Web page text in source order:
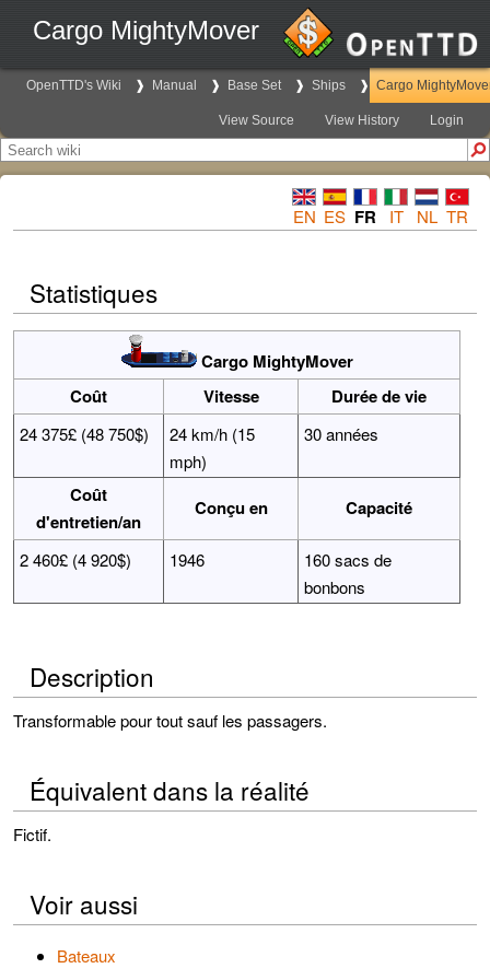
Cargo MightyMover
OpenTTD's Wiki Manual Base Set Ships Cargo
View Source View History Login
EN ES FR IT NL TR
Statistiques
Cargo MightyMover
Coût
Vitesse Durée de vie
24 375£ (48 750$)
24 km/h (15
mph)
30 années
Coût
d'entretien/an
Conçu en Capacité
2 460£ (4 920$) 1946
160 sacs de
bonbons
Description
Transformable pour tout sauf les passagers.
Équivalent dans la réalité
Fictif.
Voir aussi
Bateaux